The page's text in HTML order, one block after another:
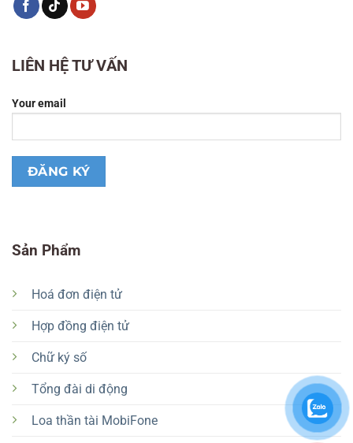
Sản Phẩm
Hoá đơn điện tử
Hợp đồng điện tử
Chữ ký số
Tổng đài di động
Loa thần tài MobiFone
LIÊN HỆ TƯ VẤN
Your email